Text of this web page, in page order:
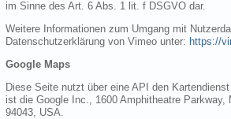
im Sinne des Art. 6 Abs. 1 lit. f DSGVO dar.
Weitere Informationen zum Umgang mit
Datenschutzerklärung von Vimeo unter: https://
Google Maps
Diese Seite nutzt über eine API den
ist die Google Inc., 1600 Amphitheatre Parkway,
94043, USA.